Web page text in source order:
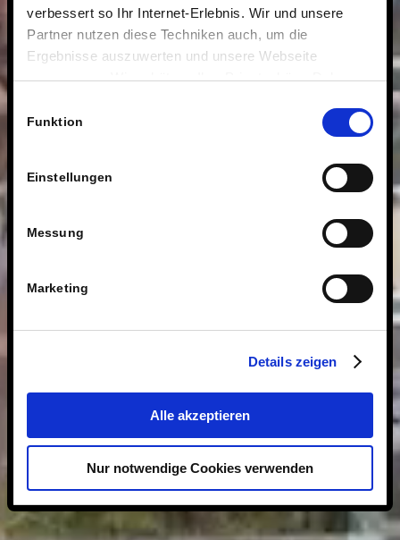
verbessert so Ihr Internet-Erlebnis. Wir und unsere
Partner nutzen diese Techniken auch, um die
Ergebnisse auszuwerten und unsere Webseite
anzupassen. Wir schätzen Ihre Privatsphäre. Daher
Technologien.
Funktion
Einstellungen
Messung
Marketing
Details zeigen
Alle akzeptieren
Nur notwendige Cookies verwenden